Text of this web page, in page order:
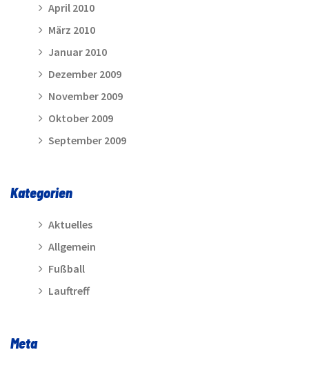
April 2010
März 2010
Januar 2010
Dezember 2009
November 2009
Oktober 2009
September 2009
Kategorien
Aktuelles
Allgemein
Fußball
Lauftreff
Meta